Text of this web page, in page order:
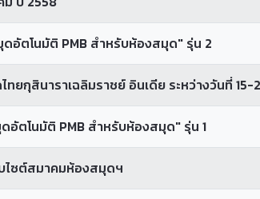
อัตโนมัติ PMB สำหรับห้องสมุด" รุ่น 2
ยกุสินาราเฉลิมราชย์ อินเดีย ระหว่างวันที่
ตโนมัติ PMB สำหรับห้องสมุด" รุ่น 1
ไซต์สมาคมห้องสมุดฯ